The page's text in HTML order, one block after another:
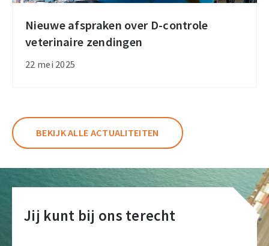
Nieuwe afspraken over D-controle
veterinaire zendingen
22 mei 2025
Nieuwe
afspraken
over
BEKIJK ALLE ACTUALITEITEN
Jij kunt bij ons terecht